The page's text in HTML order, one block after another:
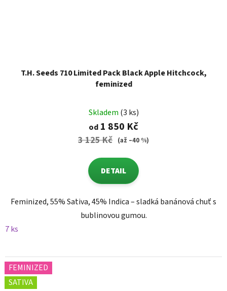
T.H. Seeds 710 Limited Pack Black Apple Hitchcock,
feminized
Skladem (3 ks)
od 1 850 Kč
3 125 Kč (až –40 %)
DETAIL
Feminized, 55% Sativa, 45% Indica – sladká banánová chuť s
bublinovou gumou.
7 ks
FEMINIZED
SATIVA